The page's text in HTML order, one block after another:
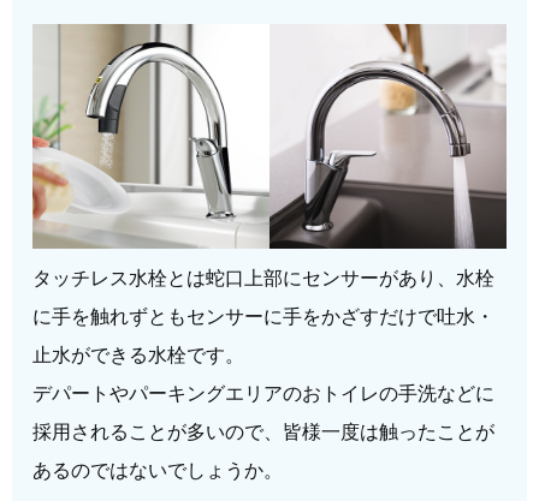
タッチレス水栓とは蛇口上部にセンサーがあり、水栓
に手を触れずともセンサーに手をかざすだけで吐水・
止水ができる水栓です。
デパートやパーキングエリアのおトイレの手洗などに
採用されることが多いので、皆様一度は触ったことが
あるのではないでしょうか。